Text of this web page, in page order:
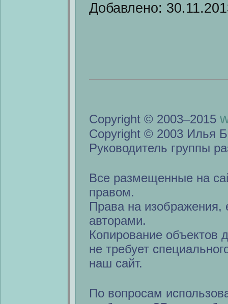
Добавлено:
Copyright © 2003–2015
Copyright © 2003 Илья
Руководитель группы
Все размещенные на
правом.
Права на изображения,
авторами.
Копирование объектов
не требует
наш сайт.
По вопросам